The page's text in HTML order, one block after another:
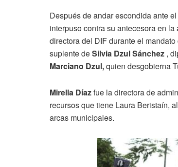
Después de andar escondida ante
interpuso contra su antecesora en
directora del DIF durante el mandato
suplente deSilvia Dzul Sánchez ,
Marciano Dzul,quien desgobierna
Mirella Díazfue la directora de
recursos que tiene Laura Beristaín,
arcas municipales.